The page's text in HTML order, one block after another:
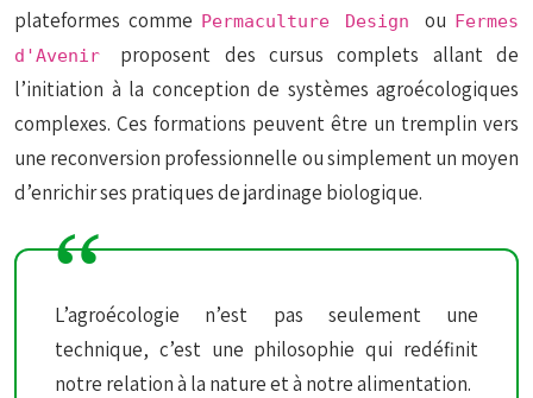
plateformes comme Permaculture Design ou Fermes
d'Avenir proposent des cursus complets allant de
l’initiation à la conception de systèmes agroécologiques
complexes. Ces formations peuvent être un tremplin vers
une reconversion professionnelle ou simplement un moyen
d’enrichir ses pratiques de jardinage biologique.
L’agroécologie n’est pas seulement une
technique, c’est une philosophie qui redéfinit
notre relation à la nature et à notre alimentation.